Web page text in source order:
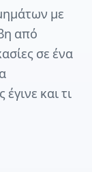
με
από
σε ένα
και τι